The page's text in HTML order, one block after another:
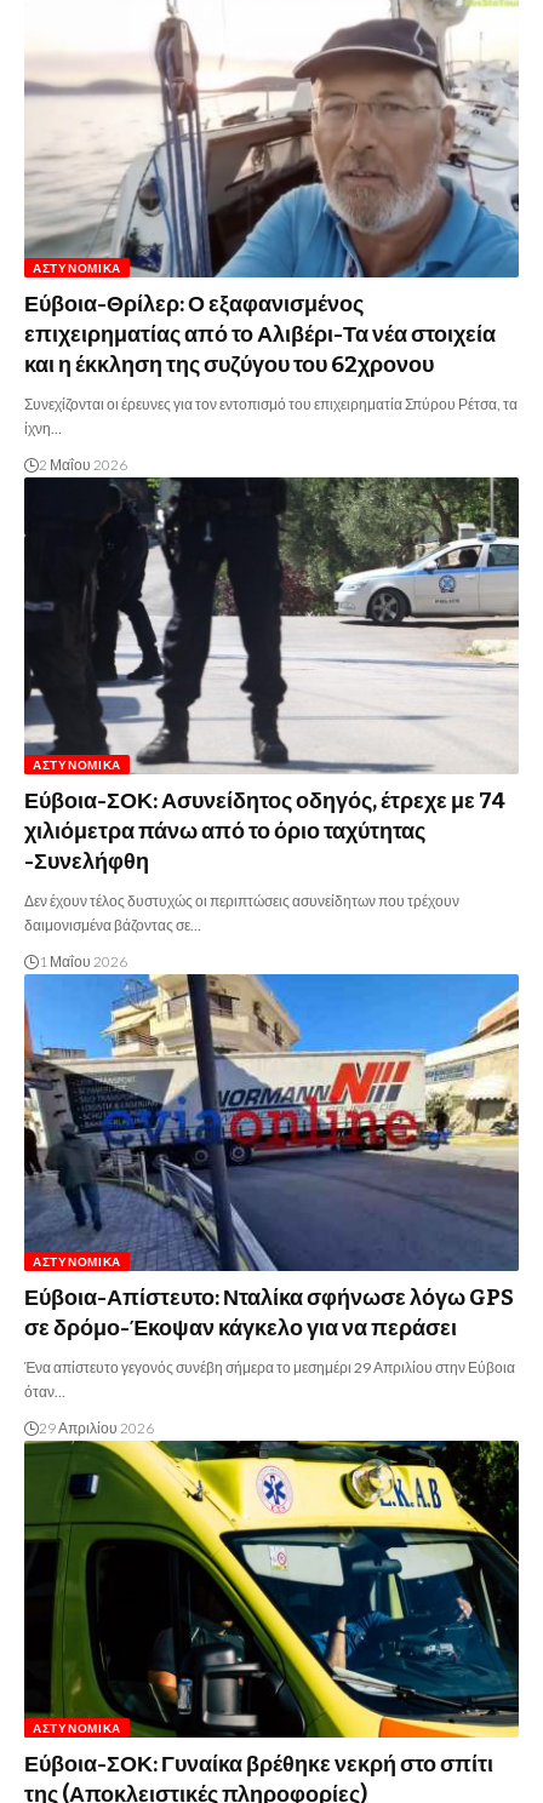
ΑΣΤΥΝΟΜΙΚΆ
Εύβοια-Θρίλερ: Ο εξαφανισμένος
επιχειρηματίας από το Αλιβέρι-Τα νέα στοιχεία
και η έκκληση της συζύγου του 62χρονου
Συνεχίζονται οι έρευνες για τον εντοπισμό του επιχειρηματία Σπύρου Ρέτσα, τα
ίχνη…
2 Μαΐου 2026
ΑΣΤΥΝΟΜΙΚΆ
Εύβοια-ΣΟΚ: Ασυνείδητος οδηγός, έτρεχε με 74
χιλιόμετρα πάνω από το όριο ταχύτητας
-Συνελήφθη
Δεν έχουν τέλος δυστυχώς οι περιπτώσεις ασυνείδητων που τρέχουν
δαιμονισμένα βάζοντας σε…
1 Μαΐου 2026
ΑΣΤΥΝΟΜΙΚΆ
Εύβοια-Απίστευτο: Νταλίκα σφήνωσε λόγω GPS
σε δρόμο-Έκοψαν κάγκελο για να περάσει
Ένα απίστευτο γεγονός συνέβη σήμερα το μεσημέρι 29 Απριλίου στην Εύβοια
όταν…
29 Απριλίου 2026
ΑΣΤΥΝΟΜΙΚΆ
Εύβοια-ΣΟΚ: Γυναίκα βρέθηκε νεκρή στο σπίτι
της (Αποκλειστικές πληροφορίες)